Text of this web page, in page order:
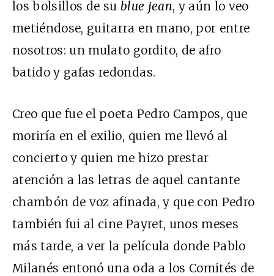
los bolsillos de su blue jean, y aún lo veo
metiéndose, guitarra en mano, por entre
nosotros: un mulato gordito, de afro
batido y gafas redondas.
Creo que fue el poeta Pedro Campos, que
moriría en el exilio, quien me llevó al
concierto y quien me hizo prestar
atención a las letras de aquel cantante
chambón de voz afinada, y que con Pedro
también fui al cine Payret, unos meses
más tarde, a ver la película donde Pablo
Milanés entonó una oda a los Comités de